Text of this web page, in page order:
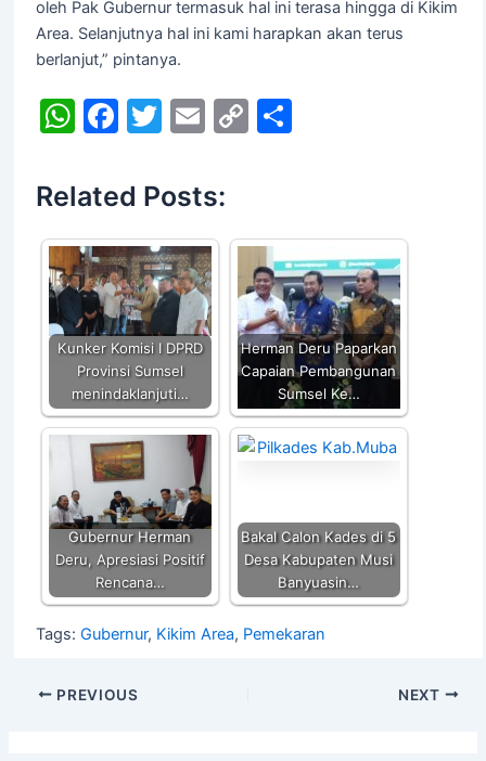
oleh Pak Gubernur termasuk hal ini terasa hingga di Kikim
Area. Selanjutnya hal ini kami harapkan akan terus
berlanjut,” pintanya.
W
at
s
A
p
p
F
c
e
b
o
o
k
T
itt
er
E
ai
l
C
Li
n
k
S
Related Posts:
Kunker Komisi I DPRD
Provinsi Sumsel
menindaklanjuti…
Herman Deru Paparkan
Capaian Pembangunan
Sumsel Ke…
Gubernur Herman
Deru, Apresiasi Positif
Rencana…
Bakal Calon Kades di 5
Desa Kabupaten Musi
Banyuasin…
Tags: Gubernur, Kikim Area, Pemekaran
PREVIOUS NEXT